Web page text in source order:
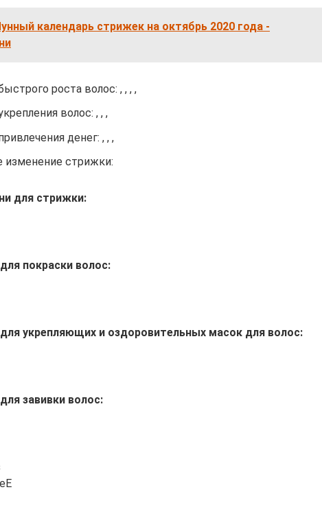
календарь стрижек на октябрь 2020 года -
роста волос: , , , ,
волос: , , ,
денег: , , ,
изменение стрижки:
для стрижки:
покраски волос:
укрепляющих и оздоровительных масок для волос:
завивки волос: